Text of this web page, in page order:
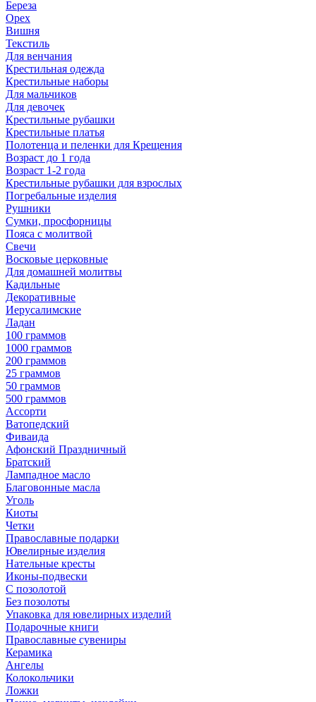
Береза
Орех
Вишня
Текстиль
Для венчания
Крестильная одежда
Крестильные наборы
Для мальчиков
Для девочек
Крестильные рубашки
Крестильные платья
Полотенца и пеленки для Крещения
Возраст до 1 года
Возраст 1-2 года
Крестильные рубашки для взрослых
Погребальные изделия
Рушники
Сумки, просфорницы
Пояса с молитвой
Свечи
Восковые церковные
Для домашней молитвы
Кадильные
Декоративные
Иерусалимские
Ладан
100 граммов
1000 граммов
200 граммов
25 граммов
50 граммов
500 граммов
Ассорти
Ватопедский
Фиваида
Афонский Праздничный
Братский
Лампадное масло
Благовонные масла
Уголь
Киоты
Четки
Православные подарки
Ювелирные изделия
Нательные кресты
Иконы-подвески
С позолотой
Без позолоты
Упаковка для ювелирных изделий
Подарочные книги
Православные сувениры
Керамика
Ангелы
Колокольчики
Ложки